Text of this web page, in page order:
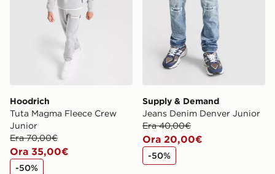
Hoodrich
Tuta Magma Fleece Crew
Junior
Era 70,00€
Ora 35,00€
-50%
Supply & Demand
Jeans Denim Denver Junior
Era 40,00€
Ora 20,00€
-50%